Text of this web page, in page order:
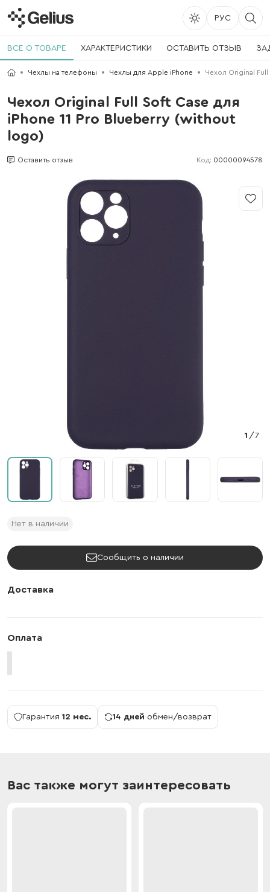
РУС
ВСЕ О ТОВАРЕ ХАРАКТЕРИСТИКИ ОСТАВИТЬ ОТЗЫВ
Чехлы на телефоны Чехлы для Apple iPhone Чехол Original
Чехол Original Full Soft Case для
iPhone 11 Pro Blueberry (without
logo)
Оставить отзыв Код: 00000094578
1 /7
Нет в наличии
Сообщить о наличии
Доставка
Оплата
Гарантия 12 мес. 14 дней обмен/возврат
Вас также могут заинтересовать